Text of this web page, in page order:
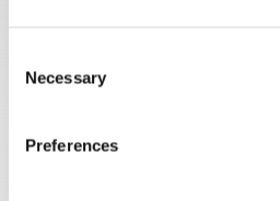
Selection
Necessary
Preferences